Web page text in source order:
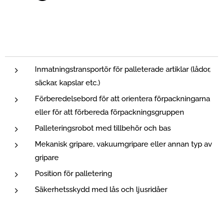
Inmatningstransportör för palleterade artiklar (lådor,
säckar, kapslar etc.)
Förberedelsebord för att orientera förpackningarna
eller för att förbereda förpackningsgruppen
Palleteringsrobot med tillbehör och bas
Mekanisk gripare, vakuumgripare eller annan typ av
gripare
Position för palletering
Säkerhetsskydd med lås och ljusridåer